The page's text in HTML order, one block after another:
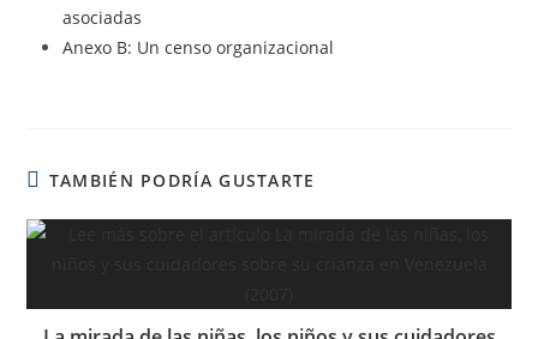
asociadas
Anexo B: Un censo organizacional
TAMBIÉN PODRÍA GUSTARTE